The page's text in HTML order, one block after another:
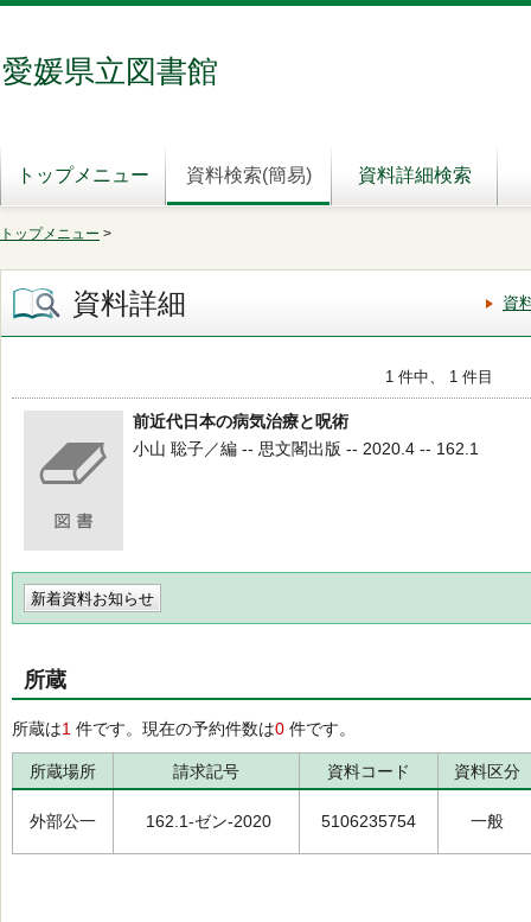
愛媛県立図書館
トップメニュー 資料検索(簡易) 資料詳細検索
トップメニュー >
資料詳細 資
1 件中、 1 件目
前近代日本の病気治療と呪術
小山 聡子／編 -- 思文閣出版 -- 2020.4 -- 162.1
新着資料お知らせ
所蔵
所蔵は1 件です。現在の予約件数は0 件です。
所蔵場所 請求記号 資料コード 資料区分
外部公一 162.1-ゼン-2020 5106235754 一般